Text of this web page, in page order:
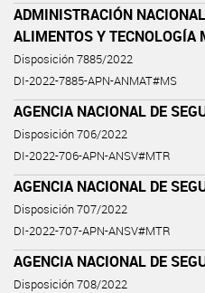
ADMINISTRACIÓN
ALIMENTOS Y TECNOLOGÍA
Disposición 7885/2022
DI-2022-7885-APN-ANMAT#MS
AGENCIA NACIONAL DE
Disposición 706/2022
DI-2022-706-APN-ANSV#MTR
AGENCIA NACIONAL DE
Disposición 707/2022
DI-2022-707-APN-ANSV#MTR
AGENCIA NACIONAL DE
Disposición 708/2022